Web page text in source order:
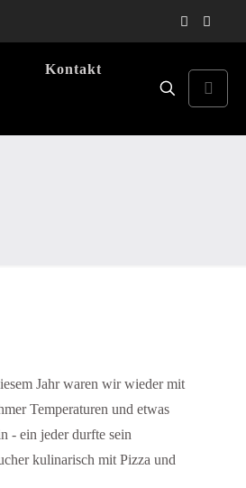
Kontakt
Jahr waren wir wieder mit
Temperaturen und etwas
- ein jeder durfte sein
kulinarisch mit Pizza und